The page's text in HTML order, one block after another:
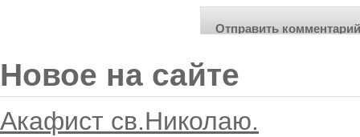
Новое на сайте
Акафист св.Николаю.